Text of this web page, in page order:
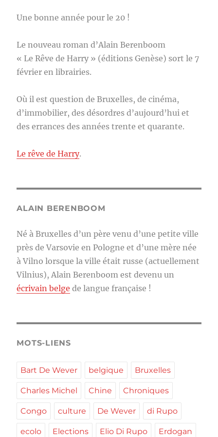
Une bonne année pour le 20 !
Le nouveau roman d’Alain Berenboom
« Le Rêve de Harry » (éditions Genèse) sort le 7
février en librairies.
Où il est question de Bruxelles, de cinéma,
d’immobilier, des désordres d’aujourd’hui et
des errances des années trente et quarante.
Le rêve de Harry.
ALAIN BERENBOOM
Né à Bruxelles d’un père venu d’une petite ville
près de Varsovie en Pologne et d’une mère née
à Vilno lorsque la ville était russe (actuellement
Vilnius), Alain Berenboom est devenu un
écrivain belge de langue française !
MOTS-LIENS
Bart De Wever belgique Bruxelles
Charles Michel Chine Chroniques
Congo culture De Wever di Rupo
ecolo Elections Elio Di Rupo Erdogan